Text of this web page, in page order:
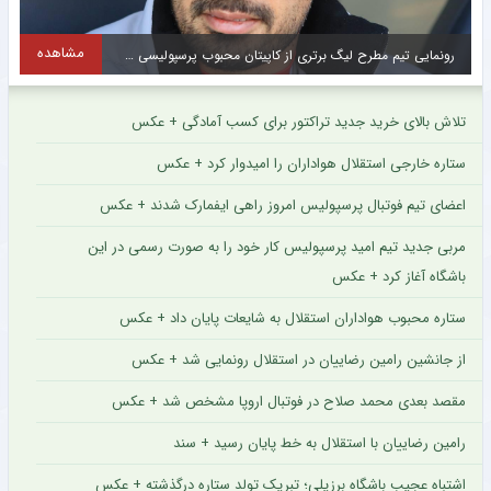
پیام ویژه مدیر استقلال برای هواداران آبی سوژه شد + سند مشاهده
تلاش بالای خرید جدید تراکتور برای کسب آمادگی + عکس
ستاره خارجی استقلال هواداران را امیدوار کرد + عکس
اعضای تیم فوتبال پرسپولیس امروز راهی ایفمارک شدند + عکس
مربی جدید تیم امید پرسپولیس کار خود را به صورت رسمی در این
باشگاه آغاز کرد + عکس
ستاره محبوب هواداران استقلال به شایعات پایان داد + عکس
از جانشین رامین رضاییان در استقلال رونمایی شد + عکس
مقصد بعدی محمد صلاح در فوتبال اروپا مشخص شد + عکس
رامین رضاییان با استقلال به خط پایان رسید + سند
اشتباه عجیب باشگاه برزیلی؛ تبریک تولد ستاره درگذشته + عکس